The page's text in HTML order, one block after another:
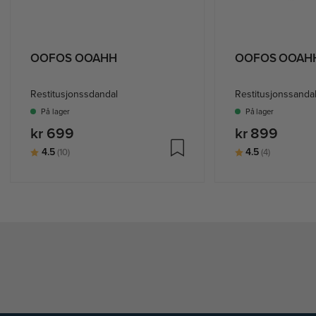
OOFOS OOAHH
Restitusjonssdandal
På lager
kr 699
Karakter:
4.5(10)av 5 mulige
OOFOS
Restitusjonssandal
På lager
kr 899
Karakter:
4.5 (4)